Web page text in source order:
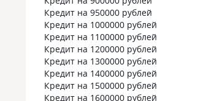
Кредит на 950000 рублей
Кредит на 1000000 рублей
Кредит на 1100000 рублей
Кредит на 1200000 рублей
Кредит на 1300000 рублей
Кредит на 1400000 рублей
Кредит на 1500000 рублей
Кредит на 1600000 рублей